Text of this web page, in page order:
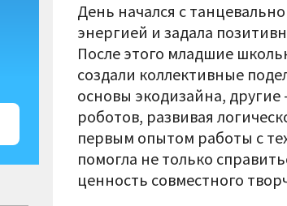
День начался с
энергией и задала
После этого младшие
создали коллективные
основы экодизайна,
роботов, развивая
первым опытом работы с
помогла не только
ценность совместного